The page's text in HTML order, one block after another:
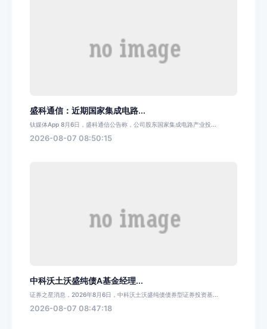
盛科通信：近期国家集成电路...
钛媒体App 8月6日，盛科通信公告称，公司股东国家集成电路产业投...
2026-08-07 08:50:15
中科沃土沃盛纯债A基金经理...
证券之星消息，2026年8月6日，中科沃土沃盛纯债债券型证券投资基...
2026-08-07 08:47:18